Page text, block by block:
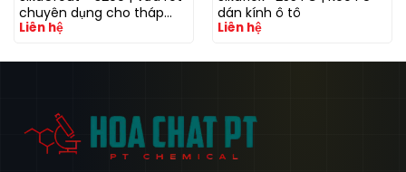
chuyên dụng cho tháp
điện gió với khả năng
Liên hệ
dán kính ô tô
Liên hệ